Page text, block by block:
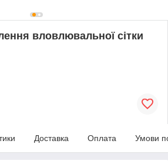
вловлювальної сітки
Доставка Оплата Умови